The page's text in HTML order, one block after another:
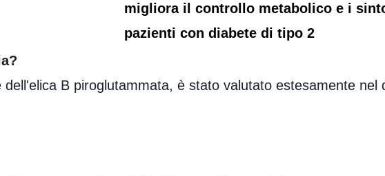
migliora il controllo metabolico e i
pazienti con diabete di tipo 2
B piroglutammata, è stato valutato estesamente nel